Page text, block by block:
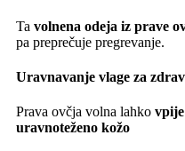
Ta volnena odeja iz prave
pa preprečuje pregrevanje.
Uravnavanje vlage za
Prava ovčja volna lahko
uravnoteženo kožo